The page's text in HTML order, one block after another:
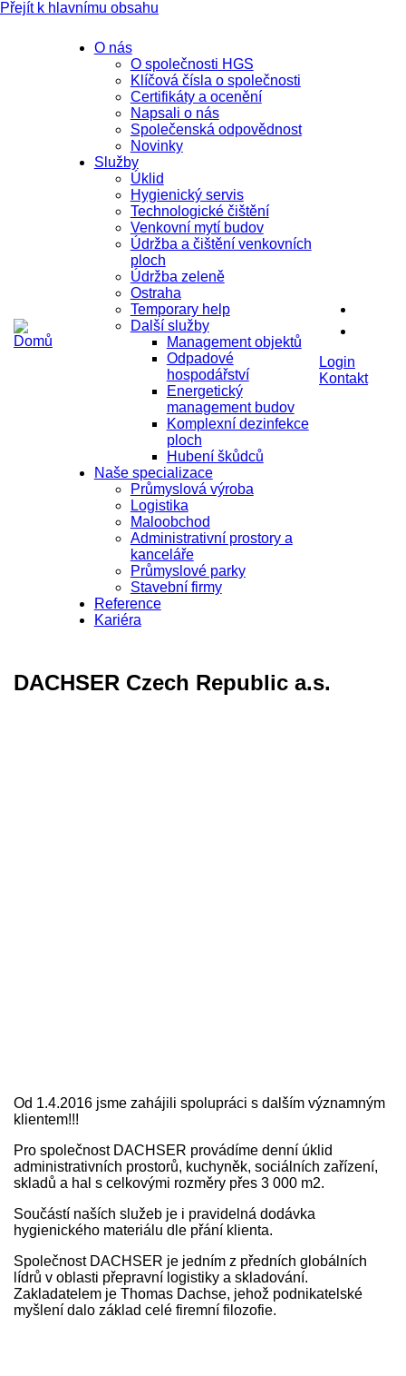
Přejít k hlavnímu obsahu
O nás
O společnosti HGS
Klíčová čísla o společnosti
Certifikáty a ocenění
Napsali o nás
Společenská odpovědnost
Novinky
Služby
Úklid
Hygienický servis
Technologické čištění
Venkovní mytí budov
Údržba a čištění venkovních
ploch
Údržba zeleně
Ostraha
Temporary help
Další služby
Management objektů
Odpadové
hospodářství
Energetický
management budov
Komplexní dezinfekce
ploch
Hubení škůdců
Naše specializace
Průmyslová výroba
Logistika
Maloobchod
Administrativní prostory a
kanceláře
Průmyslové parky
Stavební firmy
Reference
Kariéra
Login
Kontakt
DACHSER Czech Republic a.s.
Od 1.4.2016 jsme zahájili spolupráci s dalším významným
klientem!!!
Pro společnost DACHSER provádíme denní úklid
administrativních prostorů, kuchyněk, sociálních zařízení,
skladů a hal s celkovými rozměry přes 3 000 m2.
Součástí naších služeb je i pravidelná dodávka
hygienického materiálu dle přání klienta.
Společnost DACHSER je jedním z předních globálních
lídrů v oblasti přepravní logistiky a skladování.
Zakladatelem je Thomas Dachse, jehož podnikatelské
myšlení dalo základ celé firemní filozofie.